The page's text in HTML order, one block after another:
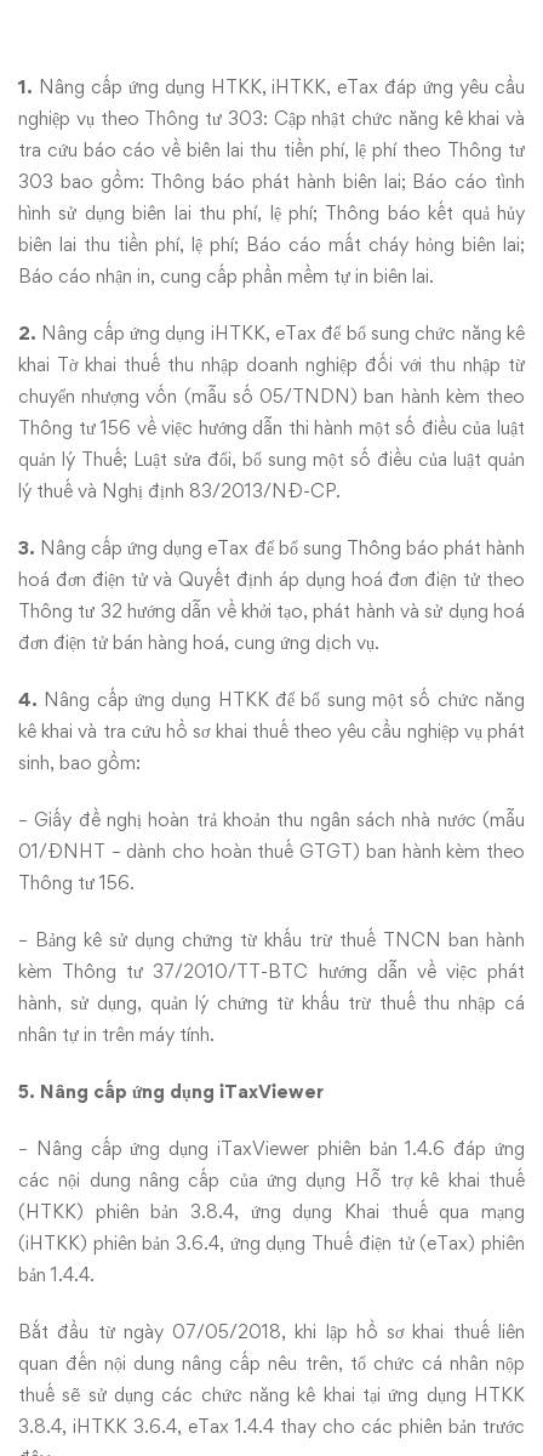
1. Nâng cấp ứng dụng HTKK, iHTKK, eTax đáp ứng yêu cầu
nghiệp vụ theo Thông tư 303: Cập nhật chức năng kê khai và
tra cứu báo cáo về biên lai thu tiền phí, lệ phí theo Thông tư
303 bao gồm: Thông báo phát hành biên lai; Báo cáo tình
hình sử dụng biên lai thu phí, lệ phí; Thông báo kết quả hủy
biên lai thu tiền phí, lệ phí; Báo cáo mất cháy hỏng biên lai;
Báo cáo nhận in, cung cấp phần mềm tự in biên lai.
2. Nâng cấp ứng dụng iHTKK, eTax để bổ sung chức năng kê
khai Tờ khai thuế thu nhập doanh nghiệp đối với thu nhập từ
chuyển nhượng vốn (mẫu số 05/TNDN) ban hành kèm theo
Thông tư 156 về việc hướng dẫn thi hành một số điều của luật
quản lý Thuế; Luật sửa đổi, bổ sung một số điều của luật quản
lý thuế và Nghị định 83/2013/NĐ-CP.
3. Nâng cấp ứng dụng eTax để bổ sung Thông báo phát hành
hoá đơn điện tử và Quyết định áp dụng hoá đơn điện tử theo
Thông tư 32 hướng dẫn về khởi tạo, phát hành và sử dụng hoá
đơn điện tử bán hàng hoá, cung ứng dịch vụ.
4. Nâng cấp ứng dụng HTKK để bổ sung một số chức năng
kê khai và tra cứu hồ sơ khai thuế theo yêu cầu nghiệp vụ phát
sinh, bao gồm:
– Giấy đề nghị hoàn trả khoản thu ngân sách nhà nước (mẫu
01/ĐNHT – dành cho hoàn thuế GTGT) ban hành kèm theo
Thông tư 156.
– Bảng kê sử dụng chứng từ khấu trừ thuế TNCN ban hành
kèm Thông tư 37/2010/TT-BTC hướng dẫn về việc phát
hành, sử dụng, quản lý chứng từ khấu trừ thuế thu nhập cá
nhân tự in trên máy tính.
5. Nâng cấp ứng dụng iTaxViewer
– Nâng cấp ứng dụng iTaxViewer phiên bản 1.4.6 đáp ứng
các nội dung nâng cấp của ứng dụng Hỗ trợ kê khai thuế
(HTKK) phiên bản 3.8.4, ứng dụng Khai thuế qua mạng
(iHTKK) phiên bản 3.6.4, ứng dụng Thuế điện tử (eTax) phiên
bản 1.4.4.
Bắt đầu từ ngày 07/05/2018, khi lập hồ sơ khai thuế liên
quan đến nội dung nâng cấp nêu trên, tổ chức cá nhân nộp
thuế sẽ sử dụng các chức năng kê khai tại ứng dụng HTKK
3.8.4, iHTKK 3.6.4, eTax 1.4.4 thay cho các phiên bản trước